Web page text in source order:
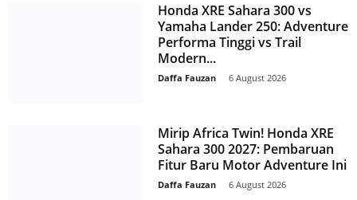
Honda XRE Sahara 300 vs
Yamaha Lander 250: Adventure
Performa Tinggi vs Trail
Modern...
Daffa Fauzan 6 August 2026
Mirip Africa Twin! Honda XRE
Sahara 300 2027: Pembaruan
Fitur Baru Motor Adventure Ini
Daffa Fauzan 6 August 2026